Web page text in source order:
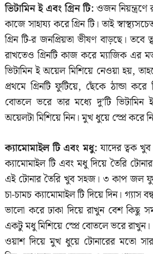
ভিটামিন ই এবং গ্রিন টি:ওজন নিয়ন্ত্রণে
কাজে সাহায্য করে গ্রিন টি। তাই
গ্রিন টি-র জনপ্রিয়তা ভীষণ বাড়ছে। তবে
রাখতেও গ্রিনটি কাজ করে ম্যাজিক এর
ভিটামিন ই অয়েল মিশিয়ে নেওয়া হয়,
প্রথমে গ্রিনটি ফুটিয়ে, ছেঁকে ঠান্ডা
বোতলে ভরে তার মধ্যে দু’টি
অয়েলটা মিশিয়ে নিন। মুখ ধুয়ে স্প্রে করে
ক্যামোমাইল টি এবং মধু:যাদের ত্বক
ক্যামোমাইল টি এবং মধু দিয়ে তৈরি
এই টোনার তৈরি খুব সহজ। ৩ কাপ জল
চা-চামচ ক্যামোমাইল টি দিয়ে দিন। গ্যাস
ভালো করে ঢাকা দিয়ে রাখুন বেশ কিছু
একটু মধু মিশিয়ে স্প্রে বোতলে ভরে
ওয়াশ দিয়ে মুখ ধুয়ে টোনারের মতো